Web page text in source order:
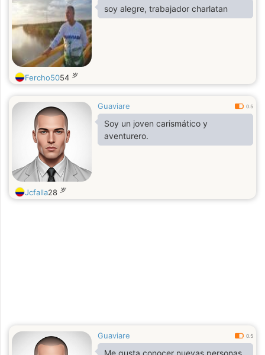
soy alegre, trabajador charlatan
Fercho5054 岁
Guaviare 0.5
Soy un joven carismático y
aventurero.
Jcfalla28 岁
Guaviare 0.5
Me gusta conocer nuevas personas,